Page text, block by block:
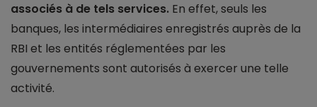
associés à de tels services. En effet, seuls les
banques, les intermédiaires enregistrés auprès de la
RBI et les entités réglementées par les
gouvernements sont autorisés à exercer une telle
activité.